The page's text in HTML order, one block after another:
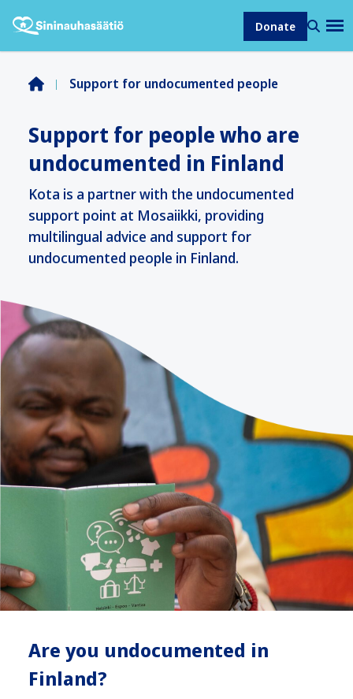
Donate
Support for undocumented people
Support for people who are
undocumented in Finland
Kota is a partner with the undocumented
support point at Mosaiikki, providing
multilingual advice and support for
undocumented people in Finland.
Are you undocumented in
Finland?